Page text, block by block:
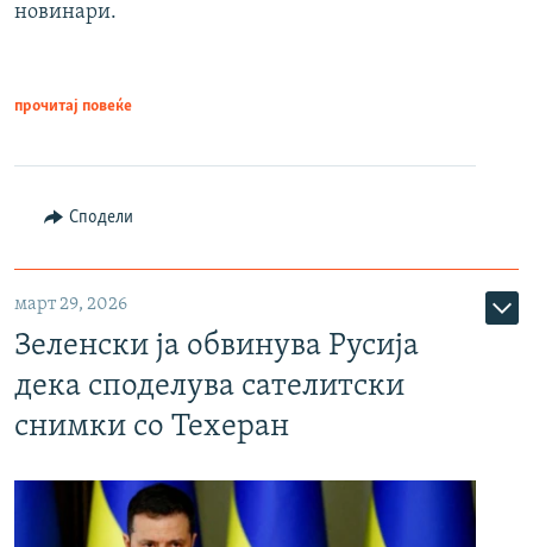
новинари.
прочитај повеќе
Сподели
март 29, 2026
Зеленски ја обвинува Русија
дека споделува сателитски
снимки со Техеран